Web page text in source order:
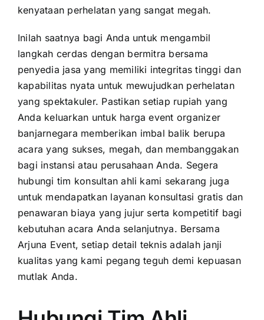
kenyataan perhelatan yang sangat megah.
Inilah saatnya bagi Anda untuk mengambil
langkah cerdas dengan bermitra bersama
penyedia jasa yang memiliki integritas tinggi dan
kapabilitas nyata untuk mewujudkan perhelatan
yang spektakuler. Pastikan setiap rupiah yang
Anda keluarkan untuk harga event organizer
banjarnegara memberikan imbal balik berupa
acara yang sukses, megah, dan membanggakan
bagi instansi atau perusahaan Anda. Segera
hubungi tim konsultan ahli kami sekarang juga
untuk mendapatkan layanan konsultasi gratis dan
penawaran biaya yang jujur serta kompetitif bagi
kebutuhan acara Anda selanjutnya. Bersama
Arjuna Event, setiap detail teknis adalah janji
kualitas yang kami pegang teguh demi kepuasan
mutlak Anda.